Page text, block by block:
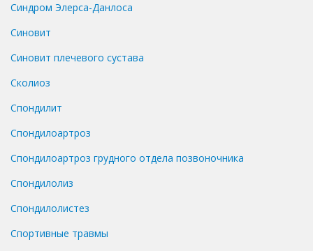
Синдром Элерса-Данлоса
Синовит
Синовит плечевого сустава
Сколиоз
Спондилит
Спондилоартроз
Спондилоартроз грудного отдела позвоночника
Спондилолиз
Спондилолистез
Спортивные травмы